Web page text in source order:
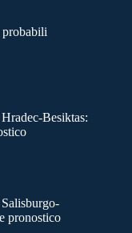
Besiktas:
pronostico